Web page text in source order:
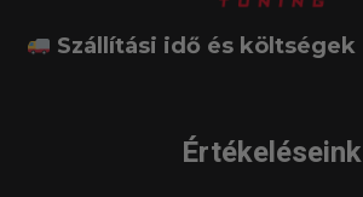
Szállítási idő és költségek
Értékeléseink